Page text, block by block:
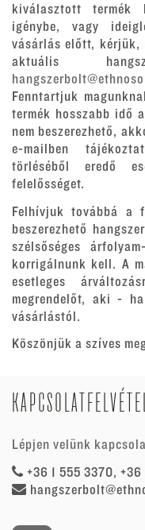
kiválasztott termék
igénybe, vagy
vásárlás előtt, kérjük,
aktuális
Fenntartjuk
termék hosszabb idő
nem beszerezhető,
e-mailben
törléséből eredő
felelősséget.
Felhívjuk továbbá a
beszerezhető
szélsőséges
korrigálnunk kell. A
esetleges
megrendelőt, aki -
vásárlástól.
Köszönjük a szíves
Lépjen velünk
+36 1 555 3370,